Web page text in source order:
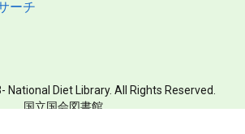
ーチ
Diet Library. All Rights Reserved.